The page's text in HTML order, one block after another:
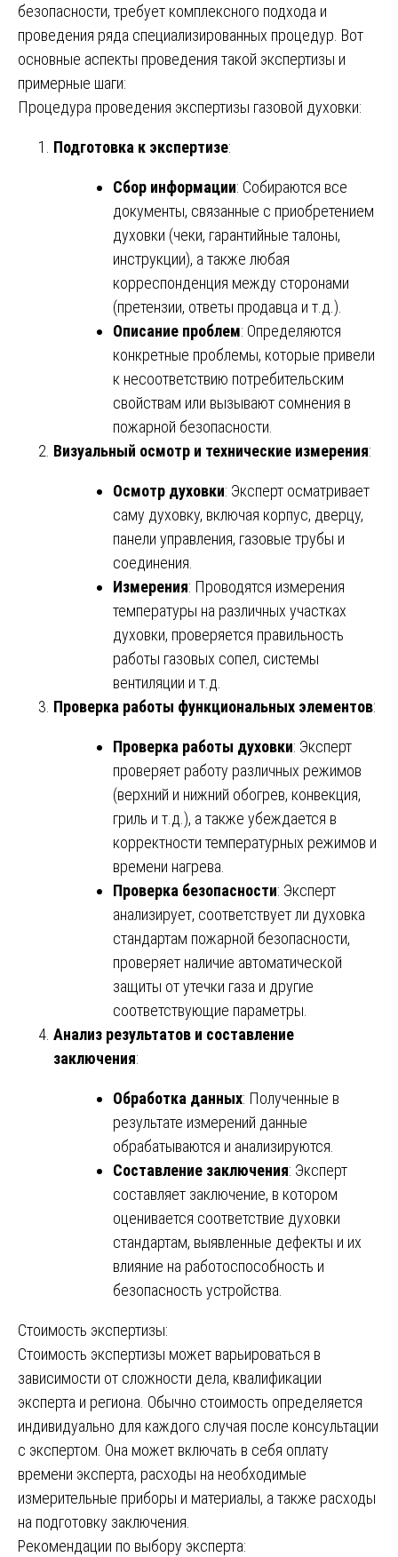
безопасности, требует комплексного подхода и
проведения ряда специализированных процедур. Вот
основные аспекты проведения такой экспертизы и
примерные шаги:
Процедура проведения экспертизы газовой духовки:
Подготовка к экспертизе:
Сбор информации: Собираются все
документы, связанные с приобретением
духовки (чеки, гарантийные талоны,
инструкции), а также любая
корреспонденция между сторонами
(претензии, ответы продавца и т.д.).
Описание проблем: Определяются
конкретные проблемы, которые привели
к несоответствию потребительским
свойствам или вызывают сомнения в
пожарной безопасности.
Визуальный осмотр и технические измерения:
Осмотр духовки: Эксперт осматривает
саму духовку, включая корпус, дверцу,
панели управления, газовые трубы и
соединения.
Измерения: Проводятся измерения
температуры на различных участках
духовки, проверяется правильность
работы газовых сопел, системы
вентиляции и т.д.
Проверка работы функциональных элементов:
Проверка работы духовки: Эксперт
проверяет работу различных режимов
(верхний и нижний обогрев, конвекция,
гриль и т.д.), а также убеждается в
корректности температурных режимов и
времени нагрева.
Проверка безопасности: Эксперт
анализирует, соответствует ли духовка
стандартам пожарной безопасности,
проверяет наличие автоматической
защиты от утечки газа и другие
соответствующие параметры.
Анализ результатов и составление
заключения:
Обработка данных: Полученные в
результате измерений данные
обрабатываются и анализируются.
Составление заключения: Эксперт
составляет заключение, в котором
оценивается соответствие духовки
стандартам, выявленные дефекты и их
влияние на работоспособность и
безопасность устройства.
Стоимость экспертизы:
Стоимость экспертизы может варьироваться в
зависимости от сложности дела, квалификации
эксперта и региона. Обычно стоимость определяется
индивидуально для каждого случая после консультации
с экспертом. Она может включать в себя оплату
времени эксперта, расходы на необходимые
измерительные приборы и материалы, а также расходы
на подготовку заключения.
Рекомендации по выбору эксперта: